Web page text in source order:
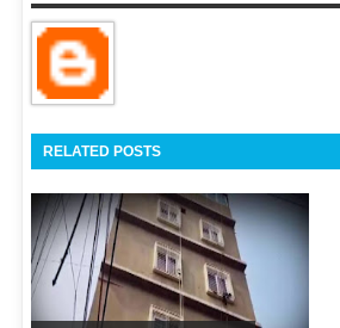
RELATED POSTS